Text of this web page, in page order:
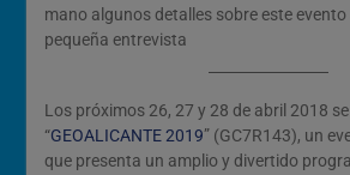
mano algunos detalles sobre este
pequeña entrevista
Los próximos 26, 27 y 28 de abril 2018
“GEOALICANTE 2019” (GC7R143), un
que presenta un amplio y divertido